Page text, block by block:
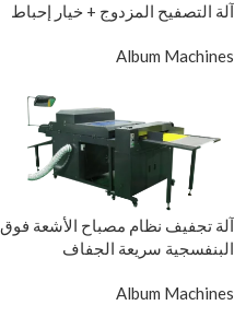
آلة التصفيح المزدوج + خيار إحباط
Album Machines
آلة تجفيف نظام مصباح الأشعة فوق
البنفسجية سريعة الجفاف
Album Machines